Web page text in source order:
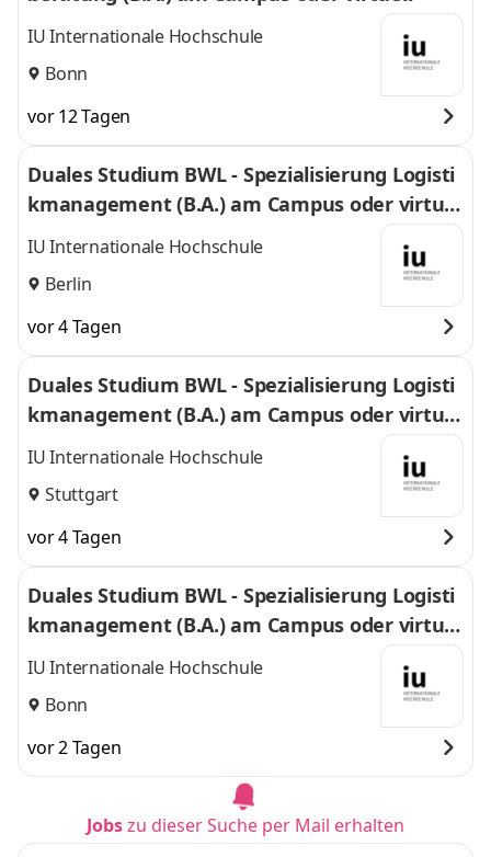
IU Internationale Hochschule
Bonn
vor 12 Tagen
Duales Studium BWL - Spezialisierung Logisti
kmanagement (B.A.) am Campus oder virtuel
l
IU Internationale Hochschule
Berlin
vor 4 Tagen
Duales Studium BWL - Spezialisierung Logisti
kmanagement (B.A.) am Campus oder virtuel
l
IU Internationale Hochschule
Stuttgart
vor 4 Tagen
Duales Studium BWL - Spezialisierung Logisti
kmanagement (B.A.) am Campus oder virtuel
l
IU Internationale Hochschule
Bonn
vor 2 Tagen
Jobszu dieser Suche per Mail erhalten